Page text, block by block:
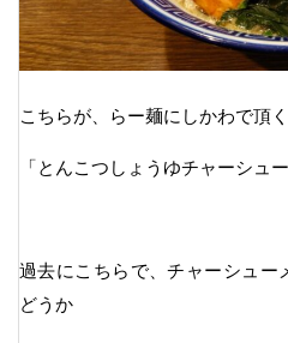
こちらが、らー麺にしかわで頂く
「とんこつしょうゆチャーシュ
過去にこちらで、チャーシュー
どうか